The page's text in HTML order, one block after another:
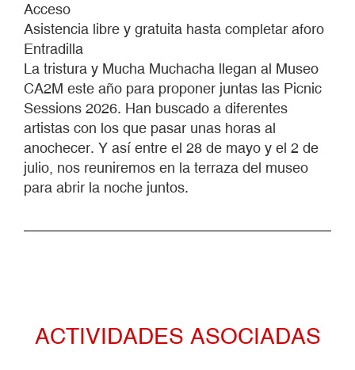
SESSIONS
ABRIR
LA
NOCHE
Acceso
Asistencia libre y gratuita hasta completar aforo
Entradilla
La tristura y Mucha Muchacha llegan al Museo
CA2M este año para proponer juntas las Picnic
Sessions 2026. Han buscado a diferentes
artistas con los que pasar unas horas al
anochecer. Y así entre el 28 de mayo y el 2 de
julio, nos reuniremos en la terraza del museo
para abrir la noche juntos.
ACTIVIDADES ASOCIADAS